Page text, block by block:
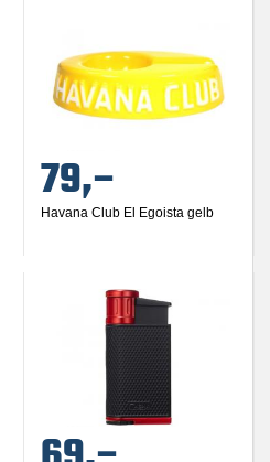
79,–
Havana Club El Egoista gelb